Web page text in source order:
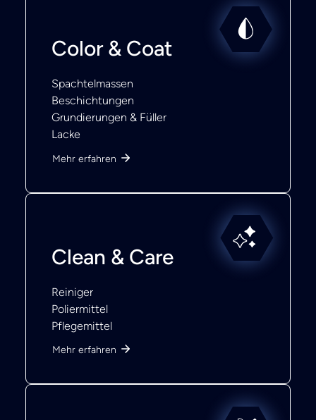
Color & Coat
Spachtelmassen
Beschichtungen
Grundierungen & Füller
Lacke
Mehr erfahren
Clean & Care
Reiniger
Poliermittel
Pflegemittel
Mehr erfahren